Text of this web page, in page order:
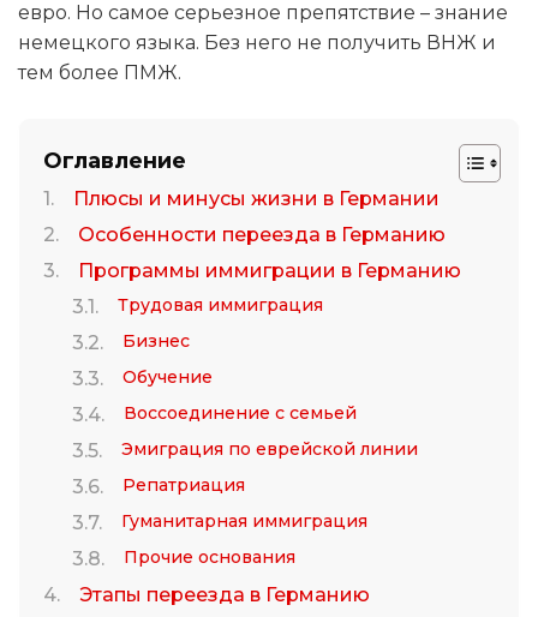
евро. Но самое серьезное препятствие – знание
немецкого языка. Без него не получить ВНЖ и
тем более ПМЖ.
Оглавление
Плюсы и минусы жизни в Германии
Особенности переезда в Германию
Программы иммиграции в Германию
Трудовая иммиграция
Бизнес
Обучение
Воссоединение с семьей
Эмиграция по еврейской линии
Репатриация
Гуманитарная иммиграция
Прочие основания
Этапы переезда в Германию